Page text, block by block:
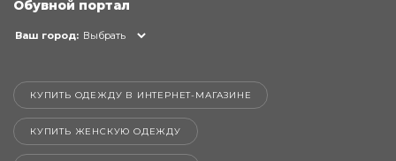
Обувной портал
Ваш город: Выбрать
КУПИТЬ ОДЕЖДУ В ИНТЕРНЕТ-МАГАЗИНЕ
КУПИТЬ ЖЕНСКУЮ ОДЕЖДУ